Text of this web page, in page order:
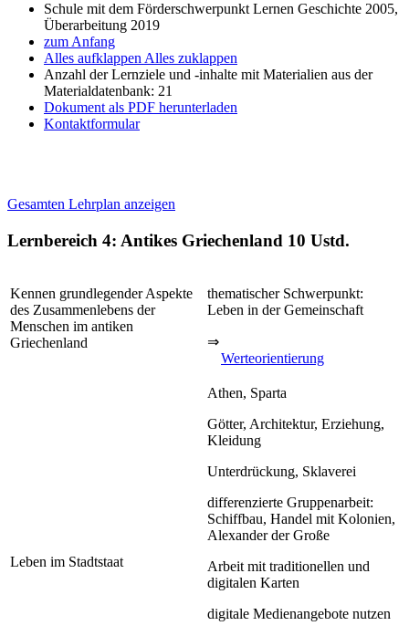
Schule mit dem Förderschwerpunkt Lernen Geschichte 2005,
Überarbeitung 2019
zum Anfang
Alles aufklappen Alles zuklappen
Anzahl der Lernziele und -inhalte mit Materialien aus der
Materialdatenbank: 21
Dokument als PDF herunterladen
Kontaktformular
Gesamten Lehrplan anzeigen
Lernbereich 4: Antikes Griechenland 10 Ustd.
Kennen grundlegender Aspekte
des Zusammenlebens der
Menschen im antiken
Griechenland
thematischer Schwerpunkt:
Leben in der Gemeinschaft
⇒
Werteorientierung
Leben im Stadtstaat
Athen, Sparta
Götter, Architektur, Erziehung,
Kleidung
Unterdrückung, Sklaverei
differenzierte Gruppenarbeit:
Schiffbau, Handel mit Kolonien,
Alexander der Große
Arbeit mit traditionellen und
digitalen Karten
digitale Medienangebote nutzen